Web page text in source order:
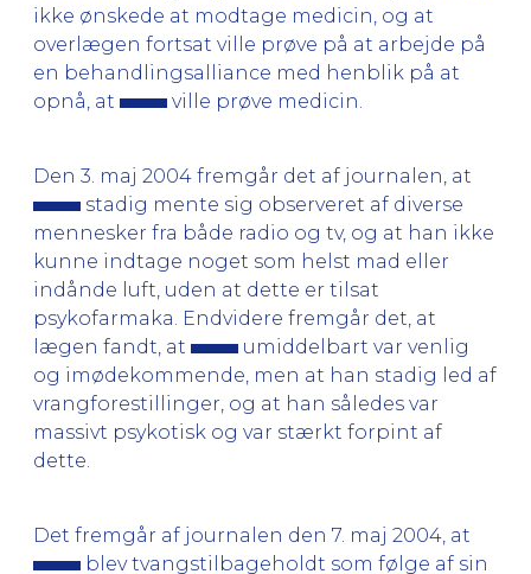
ikke ønskede at modtage medicin, og at
overlægen fortsat ville prøve på at arbejde på
en behandlingsalliance med henblik på at
opnå, at
ville prøve medicin.
Den 3. maj 2004 fremgår det af journalen, at
stadig mente sig observeret af diverse
mennesker fra både radio og tv, og at han ikke
kunne indtage noget som helst mad eller
indånde luft, uden at dette er tilsat
psykofarmaka. Endvidere fremgår det, at
lægen fandt, at
umiddelbart var venlig
og imødekommende, men at han stadig led af
vrangforestillinger, og at han således var
massivt psykotisk og var stærkt forpint af
dette.
Det fremgår af journalen den 7. maj 2004, at
blev tvangstilbageholdt som følge af sin